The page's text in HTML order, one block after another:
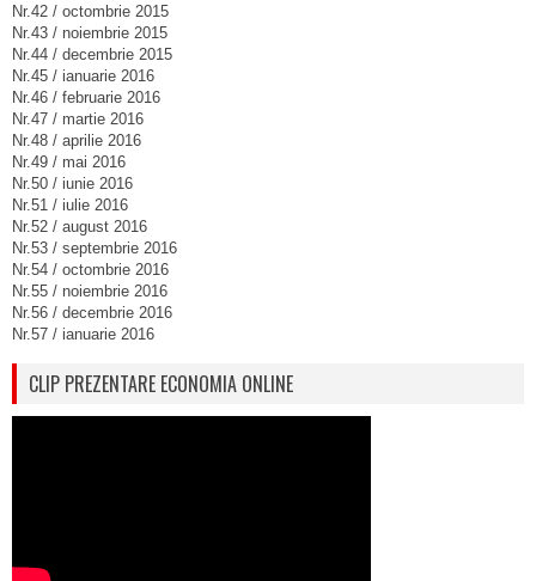
Nr.42 / octombrie 2015
Nr.43 / noiembrie 2015
Nr.44 / decembrie 2015
Nr.45 / ianuarie 2016
Nr.46 / februarie 2016
Nr.47 / martie 2016
Nr.48 / aprilie 2016
Nr.49 / mai 2016
Nr.50 / iunie 2016
Nr.51 / iulie 2016
Nr.52 / august 2016
Nr.53 / septembrie 2016
Nr.54 / octombrie 2016
Nr.55 / noiembrie 2016
Nr.56 / decembrie 2016
Nr.57 / ianuarie 2016
CLIP PREZENTARE ECONOMIA ONLINE